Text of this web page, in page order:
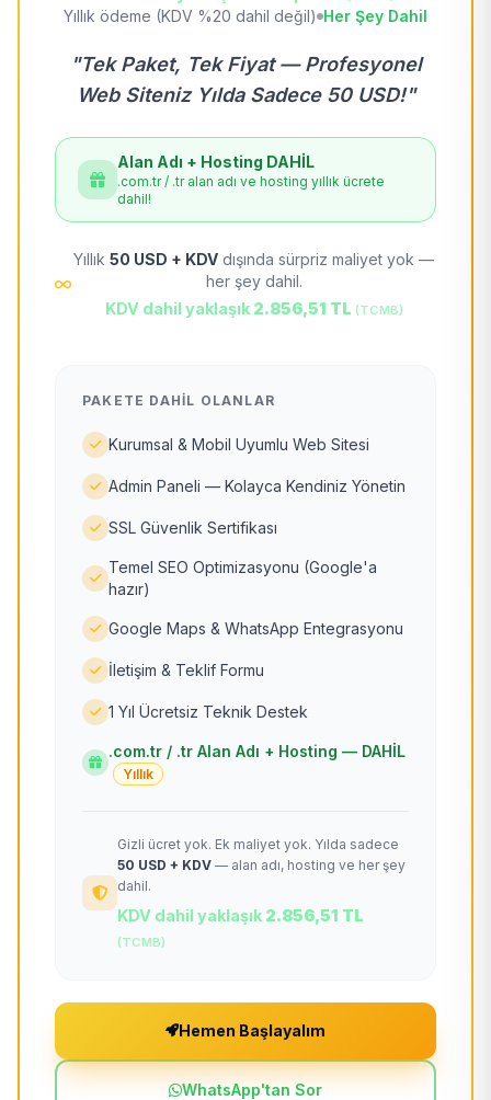
Yıllık ödeme (KDV %20 dahil değil) Her Şey Dahil
"Tek Paket, Tek Fiyat — Profesyonel
Web Siteniz Yılda Sadece 50 USD!"
Alan Adı + Hosting DAHİL
.com.tr / .tr alan adı ve hosting yıllık ücrete
dahil!
Yıllık 50 USD + KDV dışında sürpriz maliyet yok —
her şey dahil.
KDV dahil yaklaşık 2.856,51 TL (TCMB)
PAKETE DAHIL OLANLAR
Kurumsal & Mobil Uyumlu Web Sitesi
Admin Paneli — Kolayca Kendiniz Yönetin
SSL Güvenlik Sertifikası
Temel SEO Optimizasyonu (Google'a
hazır)
Google Maps & WhatsApp Entegrasyonu
İletişim & Teklif Formu
1 Yıl Ücretsiz Teknik Destek
.com.tr / .tr Alan Adı + Hosting — DAHİL
Yıllık
Gizli ücret yok. Ek maliyet yok. Yılda sadece
50 USD + KDV — alan adı, hosting ve her şey
dahil.
KDV dahil yaklaşık 2.856,51 TL
(TCMB)
Hemen Başlayalım
WhatsApp'tan Sor